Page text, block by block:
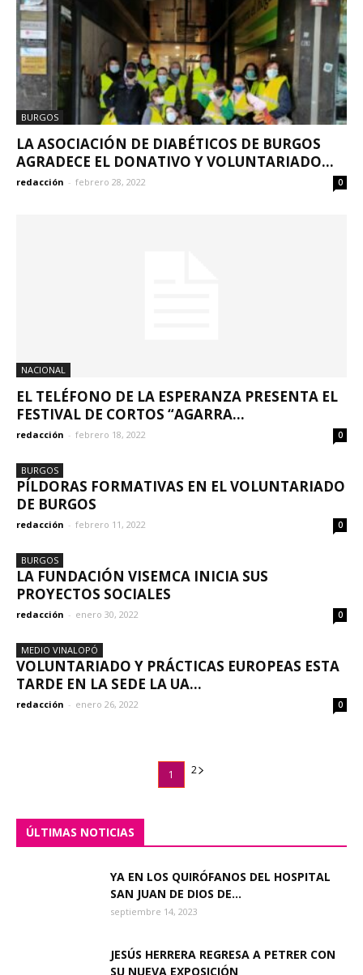
BURGOS
LA ASOCIACIÓN DE DIABÉTICOS DE BURGOS
AGRADECE EL DONATIVO Y VOLUNTARIADO...
redacción - febrero 28, 2022 0
NACIONAL
EL TELÉFONO DE LA ESPERANZA PRESENTA EL
FESTIVAL DE CORTOS “AGARRA...
redacción - febrero 18, 2022 0
BURGOS
PÍLDORAS FORMATIVAS EN EL VOLUNTARIADO
DE BURGOS
redacción - febrero 11, 2022 0
BURGOS
LA FUNDACIÓN VISEMCA INICIA SUS
PROYECTOS SOCIALES
redacción - enero 30, 2022 0
MEDIO VINALOPÓ
VOLUNTARIADO Y PRÁCTICAS EUROPEAS ESTA
TARDE EN LA SEDE LA UA...
redacción - enero 26, 2022 0
1 2
ÚLTIMAS NOTICIAS
YA EN LOS QUIRÓFANOS DEL HOSPITAL
SAN JUAN DE DIOS DE...
septiembre 14, 2023
JESÚS HERRERA REGRESA A PETRER CON
SU NUEVA EXPOSICIÓN